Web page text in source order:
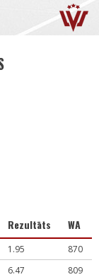
Rezultāts WA
1.95
870
6.47
809